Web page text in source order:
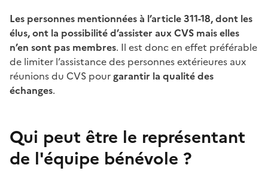
Les personnes mentionnées à l’article311-18, dont les
élus, ont la possibilité d’assister aux CVS mais elles
n’en sont pas membres. Il est donc en effet préférable
de limiter l’assistance des personnes extérieures aux
réunions du CVS pourgarantir la qualité des
échanges.
Qui peut être le représentant
de l'équipe bénévole ?